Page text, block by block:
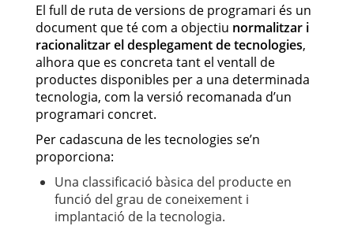
El full de ruta de versions de programari és un
document que té com a objectiu normalitzar i
racionalitzar el desplegament de tecnologies,
alhora que es concreta tant el ventall de
productes disponibles per a una determinada
tecnologia, com la versió recomanada d’un
programari concret.
Per cadascuna de les tecnologies se’n
proporciona:
Una classificació bàsica del producte en
funció del grau de coneixement i
implantació de la tecnologia.